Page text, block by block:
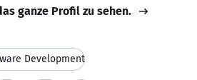
ganze Profil zu sehen.
Development